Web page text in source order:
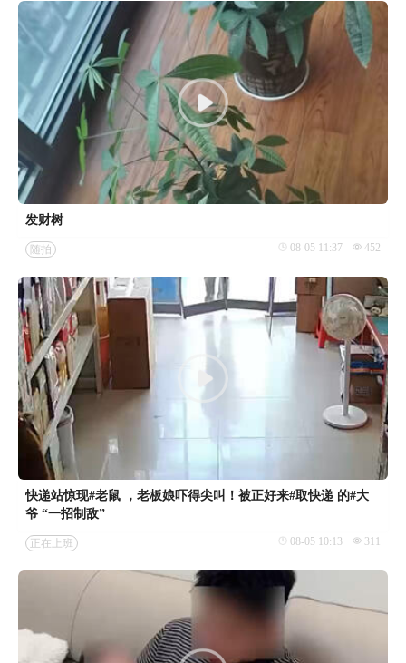
发财树
随拍 08-05 11:37 452
快递站惊现#老鼠 ，老板娘吓得尖叫！被正好来#取快递 的#大
爷 “一招制敌”
正在上班 08-05 10:13 311